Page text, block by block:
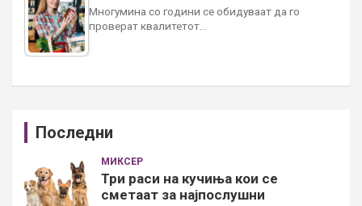
Многумина со години се обидуваат да го
проверат квалитетот…
Последни
МИКСЕР
Три раси на кучиња кои се
сметаат за најпослушни